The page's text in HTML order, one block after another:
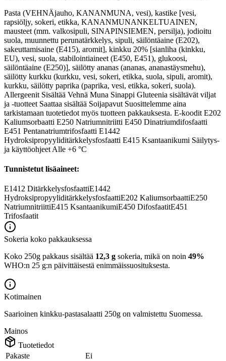
Pasta (VEHNÄjauho, KANANMUNA, vesi), kastike [vesi,
rapsiöljy, sokeri, etikka, KANANMUNANKELTUAINEN,
mausteet (mm. valkosipuli, SINAPINSIEMEN, persilja), jodioitu
suola, muunnettu perunatärkkelys, sipuli, säilöntäaine (E202),
sakeuttamisaine (E415), aromit], kinkku 20% [sianliha (kinkku,
EU), vesi, suola, stabilointiaineet (E450, E451), glukoosi,
säilöntäaine (E250)], säilötty ananas (ananas, ananastäysmehu),
säilötty kurkku (kurkku, vesi, sokeri, etikka, suola, sipuli, aromit),
kurkku, säilötty paprika (paprika, vesi, etikka, sokeri, suola).
Allergeenit Sisältää Vehnä Muna Sinappi Gluteenia sisältävät viljat
ja -tuotteet Saattaa sisältää Soijapavut Suosittelemme aina
tarkistamaan tuotetiedot myös tuotteen pakkauksesta. E-koodit E202
Kaliumsorbaatti E250 Natriumnitriitti E450 Dinatriumdifosfaatti
E451 Pentanatriumtrifosfaatti E1442
Hydroksipropyyliditärkkelysfosfaatti E415 Ksantaanikumi Säilytys-
ja käyttöohjeet Alle +6 °C
Tunnistetut lisäaineet:
E1412 DitärkkelysfosfaattiE1442
HydroksipropyyliditärkkelysfosfaattiE202 KaliumsorbaattiE250
NatriumnitriittiE415 KsantaanikumiE450 DifosfaatitE451
Trifosfaatit
Sokeria koko pakkauksessa
Koko 250g pakkaus sisältää 12,3 g sokeria, mikä on noin 49%
WHO:n 25 g:n päivittäisestä enimmäissuosituksesta.
Kotimainen
Saarioinen kinkku-pastasalaatti 250g on valmistettu Suomessa.
Mainos
Tuotetiedot
Pakaste
Ei